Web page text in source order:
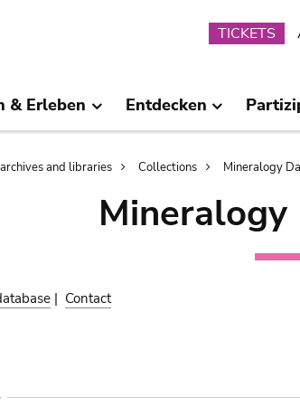
TICKETS
& Erleben Entdecken
and libraries Collections Mineralogy
Mineralogy
| Contact